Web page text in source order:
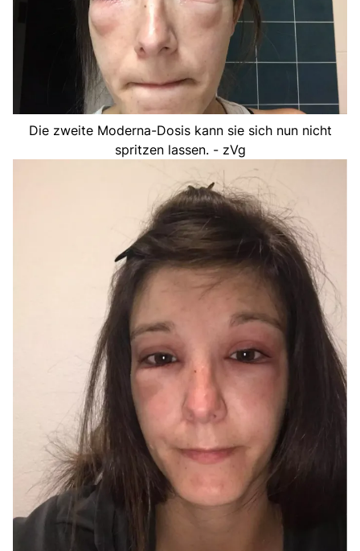
Die zweite Moderna-Dosis kann sie sich nun nicht
spritzen lassen. - zVg